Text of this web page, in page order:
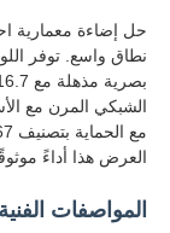
منتجات
معلومات عنا
حل إضاءة معمارية
الشبكي المرن مع
العرض هذا أداءً
المواصفات الفنية